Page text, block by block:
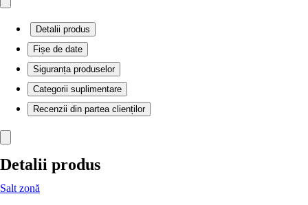
Detalii produs
Fișe de date
Siguranța produselor
Categorii suplimentare
Recenzii din partea clienților
Detalii produs
Salt zonă